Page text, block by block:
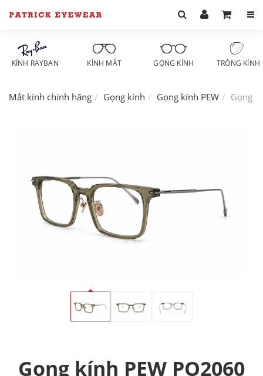
KÍNH RAYBAN KÍNH MÁT GỌNG KÍNH TRÒNG KÍNH
Mắt kính chính hãng Gọng kính Gọng kính PEW Gọng
Gọng kính PEW PO2060